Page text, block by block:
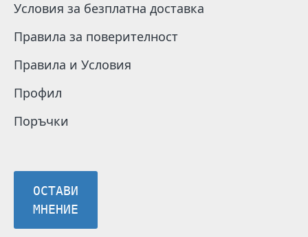
Условия за безплатна доставка
Правила за поверителност
Правила и Условия
Профил
Поръчки
ОСТАВИ
МНЕНИЕ